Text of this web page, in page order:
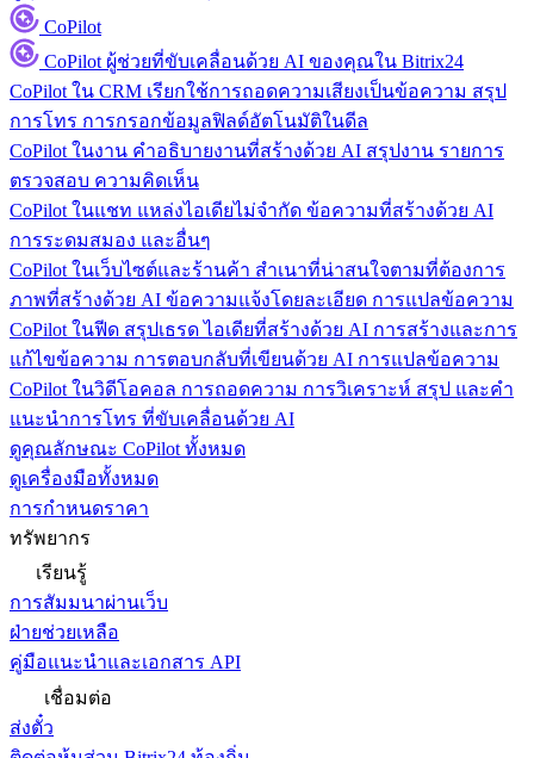
CoPilot
CoPilot ผู้ช่วยที่ขับเคลื่อนด้วย AI ของคุณใน Bitrix24
CoPilot ใน CRM เรียกใช้การถอดความเสียงเป็นข้อความ สรุป
การโทร การกรอกข้อมูลฟิลด์อัตโนมัติในดีล
CoPilot ในงาน คำอธิบายงานที่สร้างด้วย AI สรุปงาน รายการ
ตรวจสอบ ความคิดเห็น
CoPilot ในแชท แหล่งไอเดียไม่จำกัด ข้อความที่สร้างด้วย AI
การระดมสมอง และอื่นๆ
CoPilot ในเว็บไซต์และร้านค้า สำเนาที่น่าสนใจตามที่ต้องการ
ภาพที่สร้างด้วย AI ข้อความแจ้งโดยละเอียด การแปลข้อความ
CoPilot ในฟีด สรุปเธรด ไอเดียที่สร้างด้วย AI การสร้างและการ
แก้ไขข้อความ การตอบกลับที่เขียนด้วย AI การแปลข้อความ
CoPilot ในวิดีโอคอล การถอดความ การวิเคราะห์ สรุป และคำ
แนะนำการโทร ที่ขับเคลื่อนด้วย AI
ดูคุณลักษณะ CoPilot ทั้งหมด
ดูเครื่องมือทั้งหมด
การกำหนดราคา
ทรัพยากร
เรียนรู้
การสัมมนาผ่านเว็บ
ฝ่ายช่วยเหลือ
คู่มือแนะนำและเอกสาร API
เชื่อมต่อ
ส่งตั๋ว